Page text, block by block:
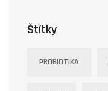
Štítky
PROBIOTIKA